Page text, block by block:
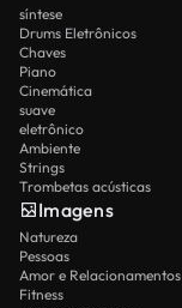
síntese
Drums Eletrônicos
Chaves
Piano
Cinemática
suave
eletrônico
Ambiente
Strings
Trombetas acústicas
Imagens
Natureza
Pessoas
Amor e Relacionamentos
Fitness